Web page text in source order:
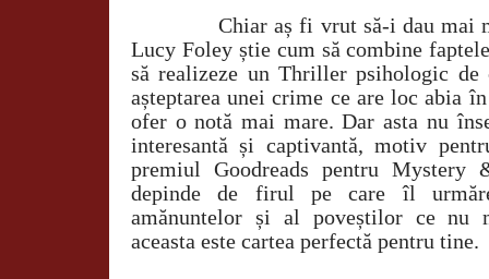
Chiar aș fi vrut să-i dau mai
Lucy Foley știe cum să combine
să realizeze un Thriller psihologic
așteptarea unei crime ce are loc abia
ofer o notă mai mare. Dar asta nu
interesantă și captivantă, motiv
premiul Goodreads pentru
depinde de firul pe care îl
amănuntelor și al poveștilor ce nu
aceasta este cartea perfectă pentru tine.